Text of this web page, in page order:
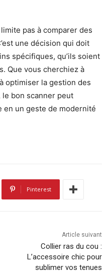
pas à comparer des
une décision qui doit
spécifiques, qu’ils soient
Que vous cherchiez à
optimiser la gestion des
bon scanner peut
en un geste de modernité
Pinterest
Article suivant
Collier ras du cou :
L’accessoire chic pour
sublimer vos tenues